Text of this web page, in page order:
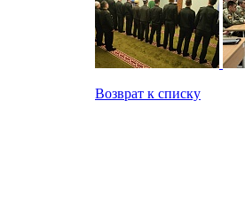
Возврат к списку